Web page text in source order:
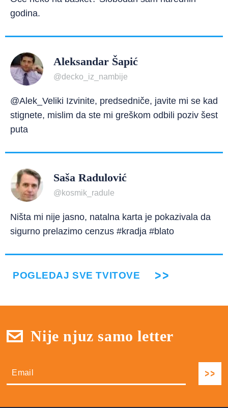
godina.
Aleksandar Šapić
@decko_iz_nambije
@Alek_Veliki Izvinite, predsedniče, javite mi se kad
stignete, mislim da ste mi greškom odbili poziv šest
puta
Saša Radulović
@kosmik_radule
Ništa mi nije jasno, natalna karta je pokazivala da
sigurno prelazimo cenzus #kradja #blato
POGLEDAJ SVE TVITOVE
Nije njuz samo letter